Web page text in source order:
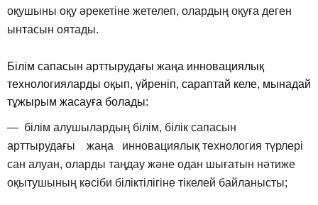
оқушыны оқу әрекетіне жетелеп, олардың оқуға деген
ынтасын оятады.
Білім сапасын арттырудағы жаңа инновациялық
технологияларды оқып, үйреніп, сараптай келе, мынадай
тұжырым жасауға болады:
— білім алушылардың білім, білік сапасын
арттырудағы жаңа инновациялық технология түрлері
сан алуан, оларды таңдау және одан шығатын нәтиже
оқытушының кәсіби біліктілігіне тікелей байланысты;